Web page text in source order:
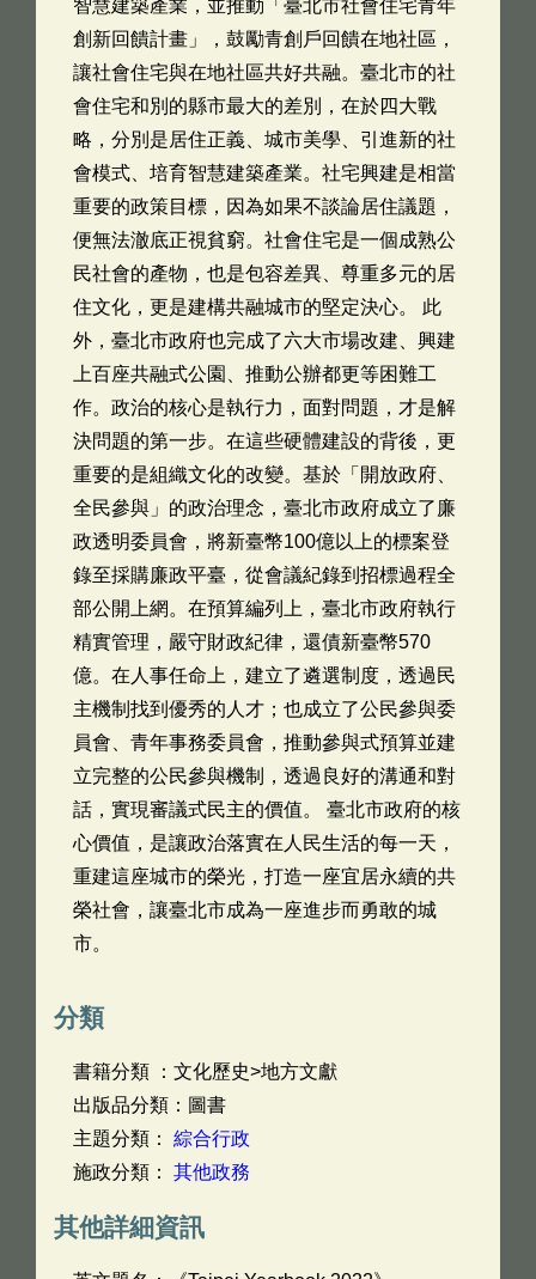
智慧建築產業，並推動「臺北市社會住宅青年
創新回饋計畫」，鼓勵青創戶回饋在地社區，
讓社會住宅與在地社區共好共融。臺北市的社
會住宅和別的縣市最大的差別，在於四大戰
略，分別是居住正義、城市美學、引進新的社
會模式、培育智慧建築產業。社宅興建是相當
重要的政策目標，因為如果不談論居住議題，
便無法澈底正視貧窮。社會住宅是一個成熟公
民社會的產物，也是包容差異、尊重多元的居
住文化，更是建構共融城市的堅定決心。 此
外，臺北市政府也完成了六大市場改建、興建
上百座共融式公園、推動公辦都更等困難工
作。政治的核心是執行力，面對問題，才是解
決問題的第一步。在這些硬體建設的背後，更
重要的是組織文化的改變。基於「開放政府、
全民參與」的政治理念，臺北市政府成立了廉
政透明委員會，將新臺幣100億以上的標案登
錄至採購廉政平臺，從會議紀錄到招標過程全
部公開上網。在預算編列上，臺北市政府執行
精實管理，嚴守財政紀律，還債新臺幣570
億。在人事任命上，建立了遴選制度，透過民
主機制找到優秀的人才；也成立了公民參與委
員會、青年事務委員會，推動參與式預算並建
立完整的公民參與機制，透過良好的溝通和對
話，實現審議式民主的價值。 臺北市政府的核
心價值，是讓政治落實在人民生活的每一天，
重建這座城市的榮光，打造一座宜居永續的共
榮社會，讓臺北市成為一座進步而勇敢的城
市。
分類
書籍分類 ：文化歷史>地方文獻
出版品分類：圖書
主題分類： 綜合行政
施政分類： 其他政務
其他詳細資訊